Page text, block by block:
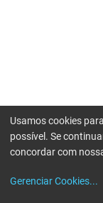
Usamos cookies
possível. Se
concordar com
Gerenciar Cookies...
Erro ao enviar